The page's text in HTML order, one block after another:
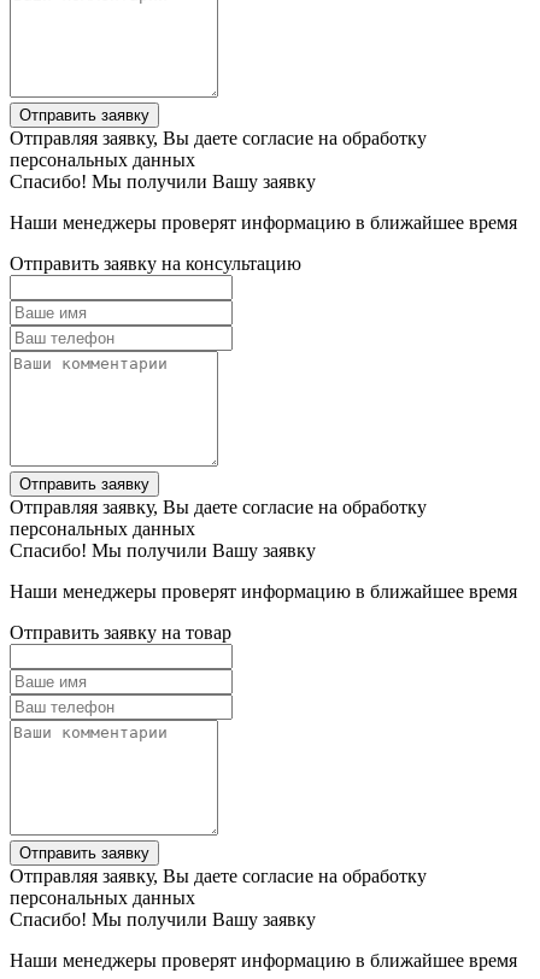
Отправить заявку
Отправляя заявку, Вы даете согласие на обработку
персональных данных
Спасибо! Мы получили Вашу заявку
Наши менеджеры проверят информацию в ближайшее время
Отправить заявку на консультацию
Отправить заявку
Отправляя заявку, Вы даете согласие на обработку
персональных данных
Спасибо! Мы получили Вашу заявку
Наши менеджеры проверят информацию в ближайшее время
Отправить заявку на товар
Отправить заявку
Отправляя заявку, Вы даете согласие на обработку
персональных данных
Спасибо! Мы получили Вашу заявку
Наши менеджеры проверят информацию в ближайшее время